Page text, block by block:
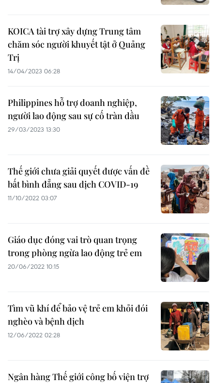
KOICA tài trợ xây dựng Trung tâm
chăm sóc người khuyết tật ở Quảng
Trị
14/04/2023 06:28
Philippines hỗ trợ doanh nghiệp,
người lao động sau sự cố tràn dầu
29/03/2023 13:30
Thế giới chưa giải quyết được vấn đề
bất bình đẳng sau dịch COVID-19
11/10/2022 03:07
Giáo dục đóng vai trò quan trọng
trong phòng ngừa lao động trẻ em
20/06/2022 10:15
Tìm vũ khí để bảo vệ trẻ em khỏi đói
nghèo và bệnh dịch
12/06/2022 02:28
Ngân hàng Thế giới công bố viện trợ